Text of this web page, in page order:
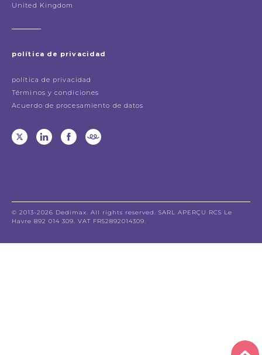
United Kingdom
política de privacidad
política de privacidad
Términos y condiciones
Acuerdo de procesamiento de datos
© 2013-2026 Dedimax. All rights reserved. SARL APERÇU RCS Le
Havre 892 014 309. VAT FR52892014309.